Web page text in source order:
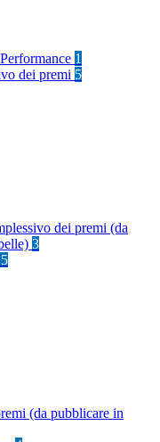
1
dei premi 5
dei premi (da
3
(da pubblicare in